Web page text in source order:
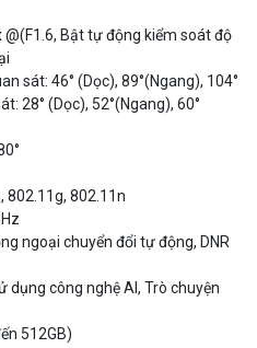
Bật tự động kiểm soát độ
sát: 46° (Dọc), 89°(Ngang), 104°
28° (Dọc), 52°(Ngang), 60°
802.11g, 802.11n
ngoại chuyển đổi tự động, DNR
dụng công nghệ AI, Trò chuyện
512GB)
trời EZVIZ H8 Pro 3K
1.469.000 đ
NGAY